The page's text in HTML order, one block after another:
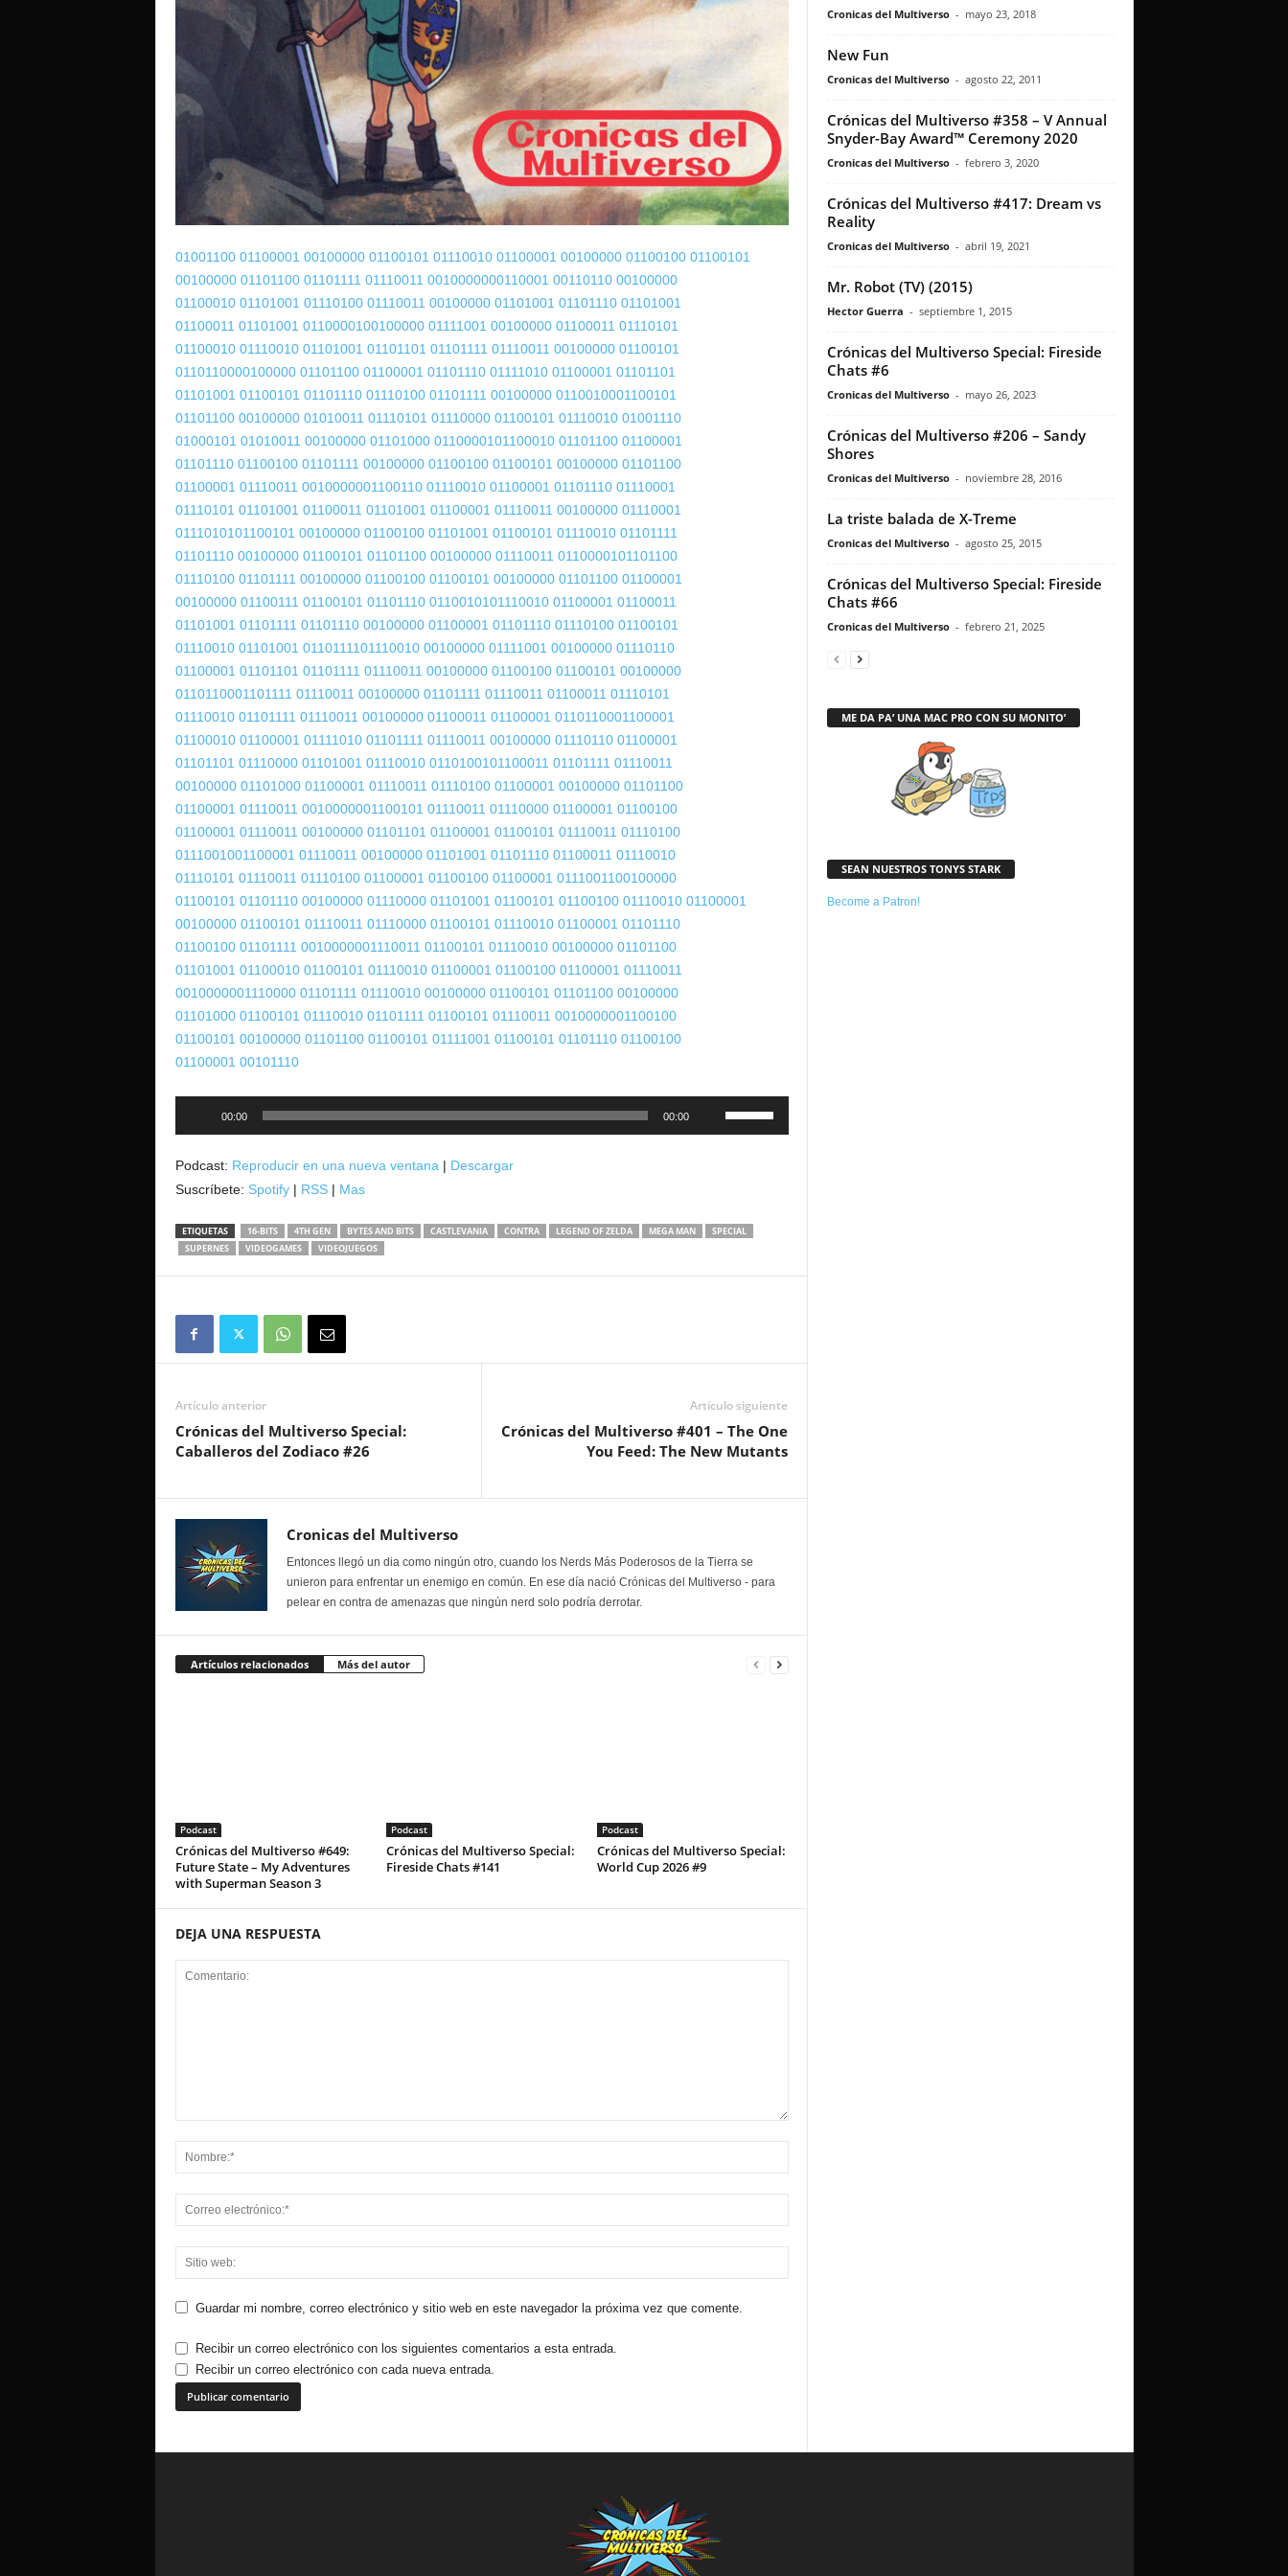
01001100 01100001 00100000 01100101 01110010 01100001 00100000 01100100 01100101
00100000 01101100 01101111 01110011 0010000000110001 00110110 00100000
01100010 01101001 01110100 01110011 00100000 01101001 01101110 01101001
01100011 01101001 0110000100100000 01111001 00100000 01100011 01110101
01100010 01110010 01101001 01101101 01101111 01110011 00100000 01100101
0110110000100000 01101100 01100001 01101110 01111010 01100001 01101101
01101001 01100101 01101110 01110100 01101111 00100000 0110010001100101
01101100 00100000 01010011 01110101 01110000 01100101 01110010 01001110
01000101 01010011 00100000 01101000 0110000101100010 01101100 01100001
01101110 01100100 01101111 00100000 01100100 01100101 00100000 01101100
01100001 01110011 0010000001100110 01110010 01100001 01101110 01110001
01110101 01101001 01100011 01101001 01100001 01110011 00100000 01110001
0111010101100101 00100000 01100100 01101001 01100101 01110010 01101111
01101110 00100000 01100101 01101100 00100000 01110011 0110000101101100
01110100 01101111 00100000 01100100 01100101 00100000 01101100 01100001
00100000 01100111 01100101 01101110 0110010101110010 01100001 01100011
01101001 01101111 01101110 00100000 01100001 01101110 01110100 01100101
01110010 01101001 0110111101110010 00100000 01111001 00100000 01110110
01100001 01101101 01101111 01110011 00100000 01100100 01100101 00100000
0110110001101111 01110011 00100000 01101111 01110011 01100011 01110101
01110010 01101111 01110011 00100000 01100011 01100001 0110110001100001
01100010 01100001 01111010 01101111 01110011 00100000 01110110 01100001
01101101 01110000 01101001 01110010 0110100101100011 01101111 01110011
00100000 01101000 01100001 01110011 01110100 01100001 00100000 01101100
01100001 01110011 0010000001100101 01110011 01110000 01100001 01100100
01100001 01110011 00100000 01101101 01100001 01100101 01110011 01110100
0111001001100001 01110011 00100000 01101001 01101110 01100011 01110010
01110101 01110011 01110100 01100001 01100100 01100001 0111001100100000
01100101 01101110 00100000 01110000 01101001 01100101 01100100 01110010 01100001
00100000 01100101 01110011 01110000 01100101 01110010 01100001 01101110
01100100 01101111 0010000001110011 01100101 01110010 00100000 01101100
01101001 01100010 01100101 01110010 01100001 01100100 01100001 01110011
0010000001110000 01101111 01110010 00100000 01100101 01101100 00100000
01101000 01100101 01110010 01101111 01100101 01110011 0010000001100100
01100101 00100000 01101100 01100101 01111001 01100101 01101110 01100100
01100001 00101110
00:00 00:00
arriba/abajo
volumen.
Podcast: Reproducir en una nueva ventana| Descargar
Suscríbete: Spotify| RSS| Mas
ETIQUETAS 16-BITS 4TH GEN BYTES AND BITS CASTLEVANIA CONTRA LEGEND OF ZELDA MEGA MAN
SPECIAL
SUPERNES
VIDEOGAMES VIDEOJUEGOS
Artículo anterior
Crónicas del Multiverso Special:
Caballeros del Zodiaco #26
Artículo siguiente
Crónicas del Multiverso #401 – The One
You Feed: The New Mutants
Cronicas del Multiverso
Entonces llegó un dia como ningún otro, cuando los Nerds Más Poderosos de la Tierra se
unieron para enfrentar un enemigo en común. En ese día nació Crónicas del Multiverso - para
pelear en contra de amenazas que ningún nerd solo podría derrotar.
Artículos relacionados Más del autor
Podcast
Crónicas del Multiverso #649:
Future State – My Adventures
with Superman Season 3
Podcast
Crónicas del Multiverso Special:
Fireside Chats #141
Podcast
Crónicas del Multiverso Special:
World Cup 2026 #9
DEJA UNA RESPUESTA
Guardar mi nombre, correo electrónico y sitio web en este navegador la próxima vez que comente.
Recibir un correo electrónico con los siguientes comentarios a esta entrada.
Recibir un correo electrónico con cada nueva entrada.
Cronicas del Multiverso - mayo 23, 2018
New Fun
Cronicas del Multiverso - agosto 22, 2011
Crónicas del Multiverso #358 – V Annual
Snyder-Bay Award™ Ceremony 2020
Cronicas del Multiverso - febrero 3, 2020
Crónicas del Multiverso #417: Dream vs
Reality
Cronicas del Multiverso - abril 19, 2021
Mr. Robot (TV) (2015)
Hector Guerra - septiembre 1, 2015
Crónicas del Multiverso Special: Fireside
Chats #6
Cronicas del Multiverso - mayo 26, 2023
Crónicas del Multiverso #206 – Sandy
Shores
Cronicas del Multiverso - noviembre 28, 2016
La triste balada de X-Treme
Cronicas del Multiverso - agosto 25, 2015
Crónicas del Multiverso Special: Fireside
Chats #66
Cronicas del Multiverso - febrero 21, 2025
ME DA PA’ UNA MAC PRO CON SU MONITO’
SEAN NUESTROS TONYS STARK
Become a Patron!